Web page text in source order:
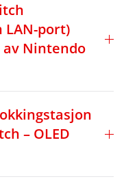
LAN-port)
Nintendo
– OLED